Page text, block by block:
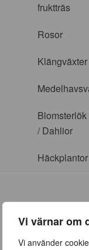
Vi värnar om
Vi använder
fruktträs
Rosor
Klängväxter
Blomsterlök
/ Dahlior
Häckplantor